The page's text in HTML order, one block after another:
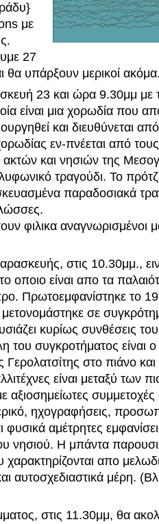
με
27
θα υπάρξουν μερικοί
23 και ώρα 9.30μμ με
είναι μια χορωδία που
και διευθύνεται
εν-πνέεται από τους
και νησιών της
τραγούδι. Το
παραδοσιακά
φιλικα αναγνωρισμένοι
στις 10.30μμ.,
οποιο είναι απο τα
Πρωτοεμφανίστηκε το
σε
κυρίως συνθέσεις
του συγκροτήματος είναι
στο πιάνο
είναι μεταξύ των
συμμετοχές
ηχογραφήσεις,
φυσικά αμέτρητες
νησιού. Η μπάντα
απο
αυτοσχεδιαστικά μέρη.
στις 11.30μμ, θα